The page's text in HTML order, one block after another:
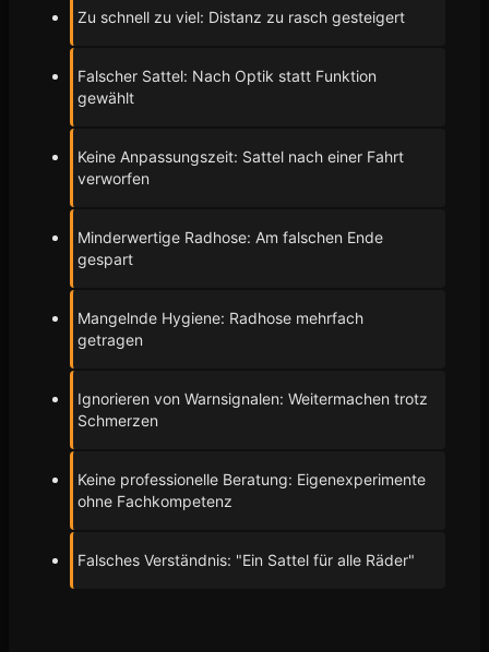
Zu schnell zu viel: Distanz zu rasch gesteigert
Falscher Sattel: Nach Optik statt Funktion
gewählt
Keine Anpassungszeit: Sattel nach einer Fahrt
verworfen
Minderwertige Radhose: Am falschen Ende
gespart
Mangelnde Hygiene: Radhose mehrfach
getragen
Ignorieren von Warnsignalen: Weitermachen trotz
Schmerzen
Keine professionelle Beratung: Eigenexperimente
ohne Fachkompetenz
Falsches Verständnis: "Ein Sattel für alle Räder"